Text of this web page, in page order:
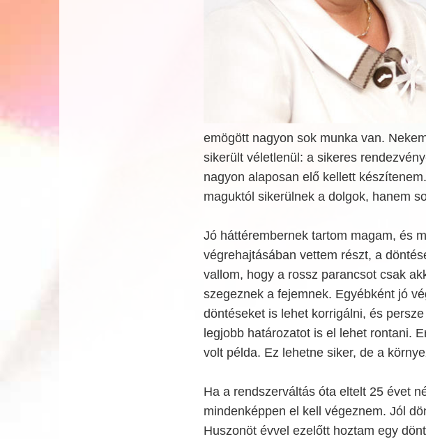
emögött nagyon sok munka van.
sikerült véletlenül: a sikeres
nagyon alaposan elő kellett
maguktól sikerülnek a dolgok, hanem
Jó háttérembernek tartom magam, és
végrehajtásában vettem részt, a
vallom, hogy a rossz parancsot csak
szegeznek a fejemnek. Egyébként jó
döntéseket is lehet korrigálni, és
legjobb határozatot is el lehet rontani.
volt példa. Ez lehetne siker, de a
Ha a rendszerváltás óta eltelt 25 évet
mindenképpen el kell végeznem. Jól
Huszonöt évvel ezelőtt hoztam egy